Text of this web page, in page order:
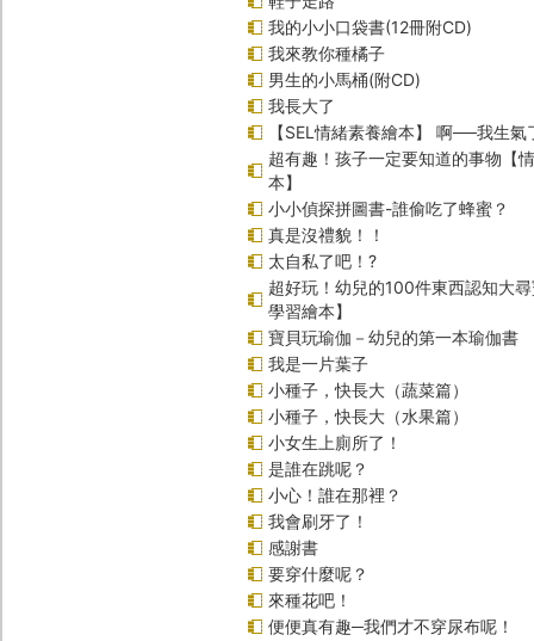
我的小小口袋書(12冊附CD)
我來教你種橘子
男生的小馬桶(附CD)
我長大了
【SEL情緒素養繪本】 啊──我生氣
超有趣！孩子一定要知道的事物【
本】
小小偵探拼圖書-誰偷吃了蜂蜜？
真是沒禮貌！！
太自私了吧！?
超好玩！幼兒的100件東西認知大
學習繪本】
寶貝玩瑜伽－幼兒的第一本瑜伽書
我是一片葉子
小種子，快長大（蔬菜篇）
小種子，快長大（水果篇）
小女生上廁所了！
是誰在跳呢？
小心！誰在那裡？
我會刷牙了！
感謝書
要穿什麼呢？
來種花吧！
便便真有趣─我們才不穿尿布呢！